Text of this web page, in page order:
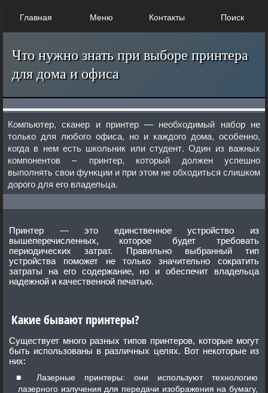
Главная Меню Контакты Поиск
Что нужно знать при выборе принтера
для дома и офиса
Компьютер, сканер и принтер — необходимый набор не
только для любого офиса, но и каждого дома, особенно,
когда в нем есть школьник или студент. Один из важных
компонентов – принтер, который должен успешно
выполнять свои функции и при этом не обходиться слишком
дорого для его владельца.
Принтер — это единственное устройство из
вышеперечисленных, которое будет требовать
периодических затрат. Правильно выбранный тип
устройства поможет не только значительно сократить
затраты на его содержание, но и обеспечит владельца
надежной и качественной печатью.
Какие бывают принтеры?
Существует много разных типов принтеров, которые могут
быть использованы в различных целях. Вот некоторые из
них:
Лазерные принтеры: они используют технологию
лазерного излучения для передачи изображения на бумагу,